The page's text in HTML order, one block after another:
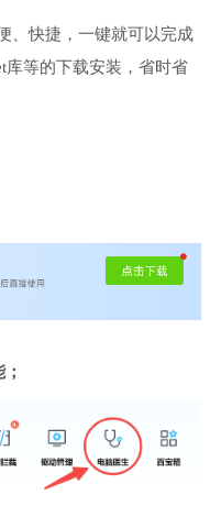
、快捷，一键就可以完成
库等的下载安装，省时省